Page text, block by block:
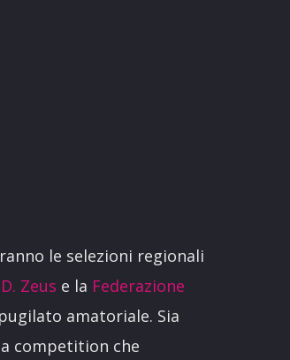
le selezioni regionali
Zeus e la Federazione
amatoriale. Sia
competition che